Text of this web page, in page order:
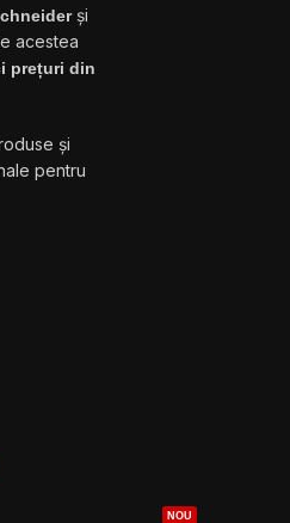
și
acestea
prețuri din
și
pentru
NOU